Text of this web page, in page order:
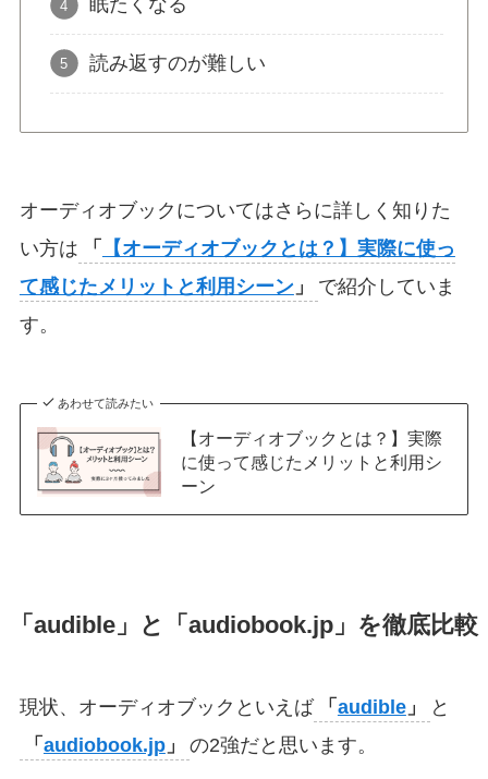
眠たくなる
読み返すのが難しい
オーディオブックについてはさらに詳しく知りた
い方は
「
【オーディオブックとは？】実際に使っ
て感じたメリットと利用シーン」
で紹介していま
す。
あわせて読みたい
【オーディオブックとは？】実際
に使って感じたメリットと利用シ
ーン
「audible」と「audiobook.jp」を徹底比較
現状、オーディオブックといえば 「 audible」
と
「 audiobook.jp」 の2強だと思います。